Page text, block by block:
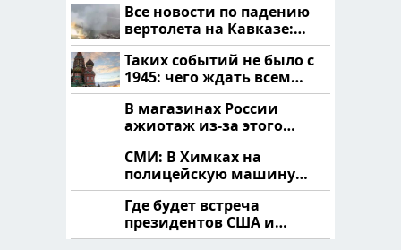
Все новости по падению
вертолета на Кавказе:
читать здесь
Таких событий не было с
1945: чего ждать всем
нам?
В магазинах России
ажиотаж из-за этого
продукта: что купить?
СМИ: В Химках на
полицейскую машину
напали и подожгли.
Где будет встреча
президентов США и
России: Европа?